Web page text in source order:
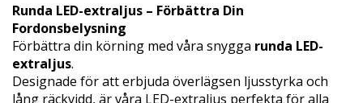
Runda LED-extraljus – Förbättra Din
Fordonsbelysning
Förbättra din körning med våra snygga runda LED-
extraljus.
Designade för att erbjuda överlägsen ljusstyrka och
lång räckvidd, är våra LED-extraljus perfekta för alla